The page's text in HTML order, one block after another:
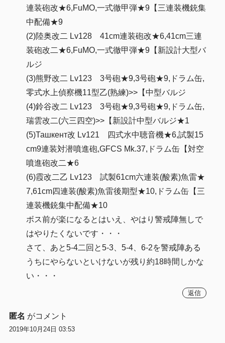
連装砲改★6,FuMO,一式徹甲弾★9【三連装機銃集
中配備★9
(2)陸奥改二 Lv128 41cm連装砲改★6,41cm三連
装砲改二★6,FuMO,一式徹甲弾★9【新設計大型バ
ルジ
(3)熊野改二 Lv123 3号砲★9,3号砲★9,ドラム缶,
零式水上偵察機11型乙(熟練)>>【中型バルジ
(4)鈴谷改二 Lv123 3号砲★9,3号砲★9,ドラム缶,
瑞雲改二(六三四空)>>【新設計中型バルジ★1
(5)Ташкент改 Lv121 四式水中聴音機★6,試製15
cm9連装対潜噴進砲,GFCS Mk.37,ドラム缶【対空
噴進砲改二★6
(6)霞改二乙 Lv123 試製61cm六連装(酸素)魚雷★
7,61cm四連装(酸素)魚雷後期型★10,ドラム缶【三
連装機銃集中配備★10
ボス前が楽になるとはいえ、やはり警戒陣無しで
はやりたくないです・・・
さて、あと5-4二回と5-3、5-4、6-2を警戒陣ある
うちにやらないといけないが残り約18時間しかな
い・・・
返信
匿名 がコメント
2019年10月24日 03:53